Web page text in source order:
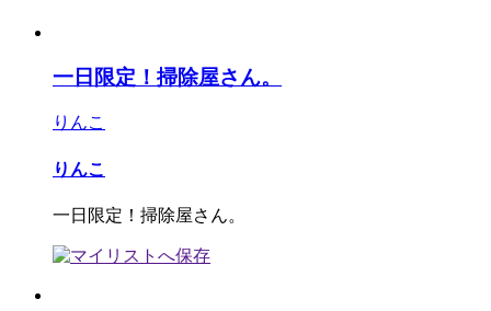
一日限定！掃除屋さん。
りんこ
りんこ
一日限定！掃除屋さん。